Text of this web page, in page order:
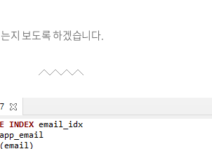
지 보도록 하겠습니다.